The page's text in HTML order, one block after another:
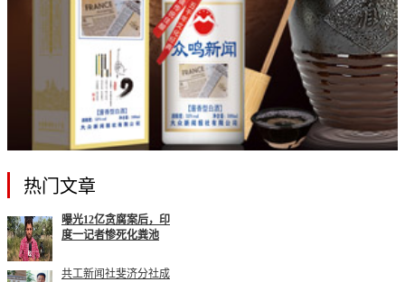
热门文章
曝光12亿贪腐案后，印
度一记者惨死化粪池
共工新闻社斐济分社成